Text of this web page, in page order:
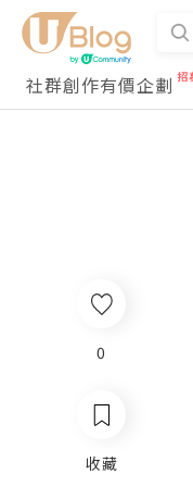
社群創作有價企劃
0
收藏